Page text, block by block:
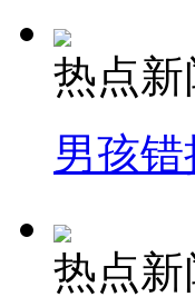
女孩北京地铁殴
无痛分娩是否安
外交部：反对强
热点新
男孩
热点新